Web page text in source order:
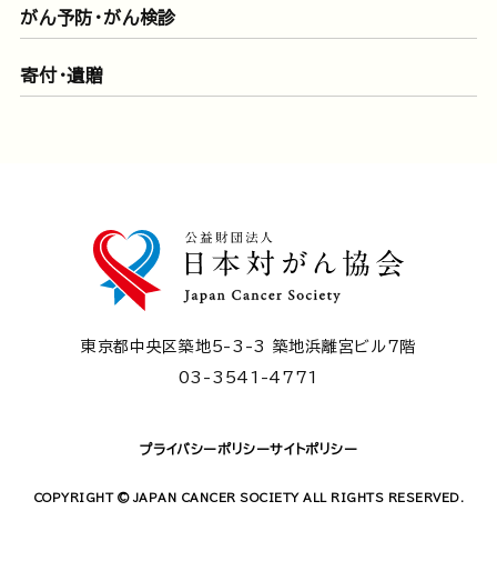
がん予防・がん検診
寄付・遺贈
東京都中央区築地5-3-3 築地浜離宮ビル7階
03-3541-4771
プライバシーポリシーサイトポリシー
COPYRIGHT © JAPAN CANCER SOCIETY ALL RIGHTS RESERVED.